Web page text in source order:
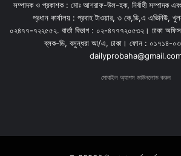
সম্পাদক ও প্রকাশক : মোঃ আশরাফ-উল-হক, নির্বাহী সম্পাদক
প্রধান কার্যালয় : প্রবাহ টাওয়ার, ৩ কে,ডি,এ এভিনিউ,
০২৪৭৭-৭২২৫৫২. বার্তা বিভাগ : ০২-৪৭৭৭২০৫৩২। ঢাকা
ব্লক-ডি, বসুন্ধরা আ/এ, ঢাকা। ফোন : ০১৭১৪-
মোবাইল অ্যাপস ডাউনলোড করুন